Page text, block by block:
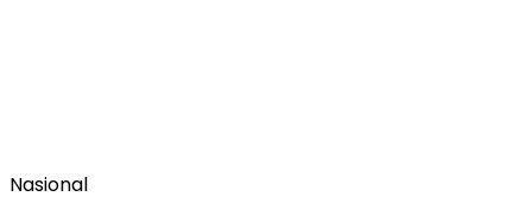
Nasional